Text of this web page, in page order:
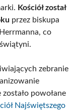
Kościół został
przez biskupa
co
zebranie
powołane
Najświętszego